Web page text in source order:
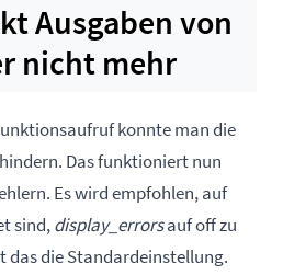
Ausgaben von
nicht mehr
konnte man die
Das funktioniert nun
Es wird empfohlen, auf
sind,display_errorsauf off zu
das die Standardeinstellung.